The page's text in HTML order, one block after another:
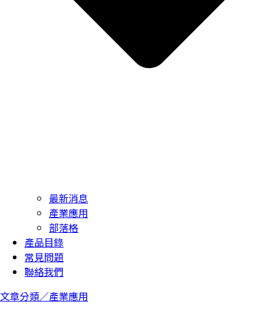
最新消息
產業應用
部落格
產品目錄
常見問題
聯絡我們
文章分類／產業應用